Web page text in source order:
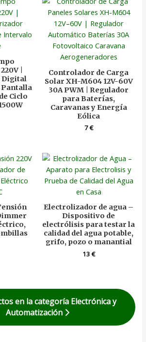
|
Digital
Pantalla
Ciclo
Controlador de Carga
Solar XH-M604 12V-60V
30A PWM | Regulador
para Baterías,
Caravanas y Energía
Eólica
7€
Electrolizador de agua –
Dispositivo de
electrólisis para testar la
calidad del agua potable,
grifo, pozo o manantial
13€
en la categoría Electrónica y
Automatización